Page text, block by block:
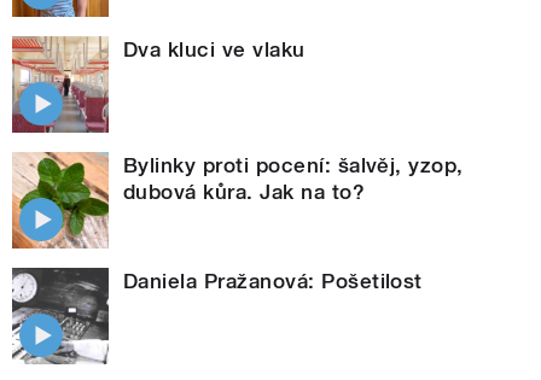
Dva kluci ve vlaku
Bylinky proti pocení: šalvěj, yzop,
dubová kůra. Jak na to?
Daniela Pražanová: Pošetilost